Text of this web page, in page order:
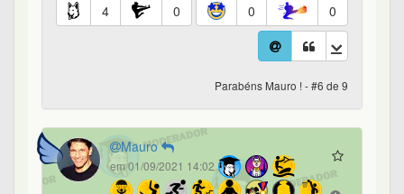
4 0 0 0
Parabéns Mauro ! - #6 de 9
Mauro
em 01/09/2021 14:02